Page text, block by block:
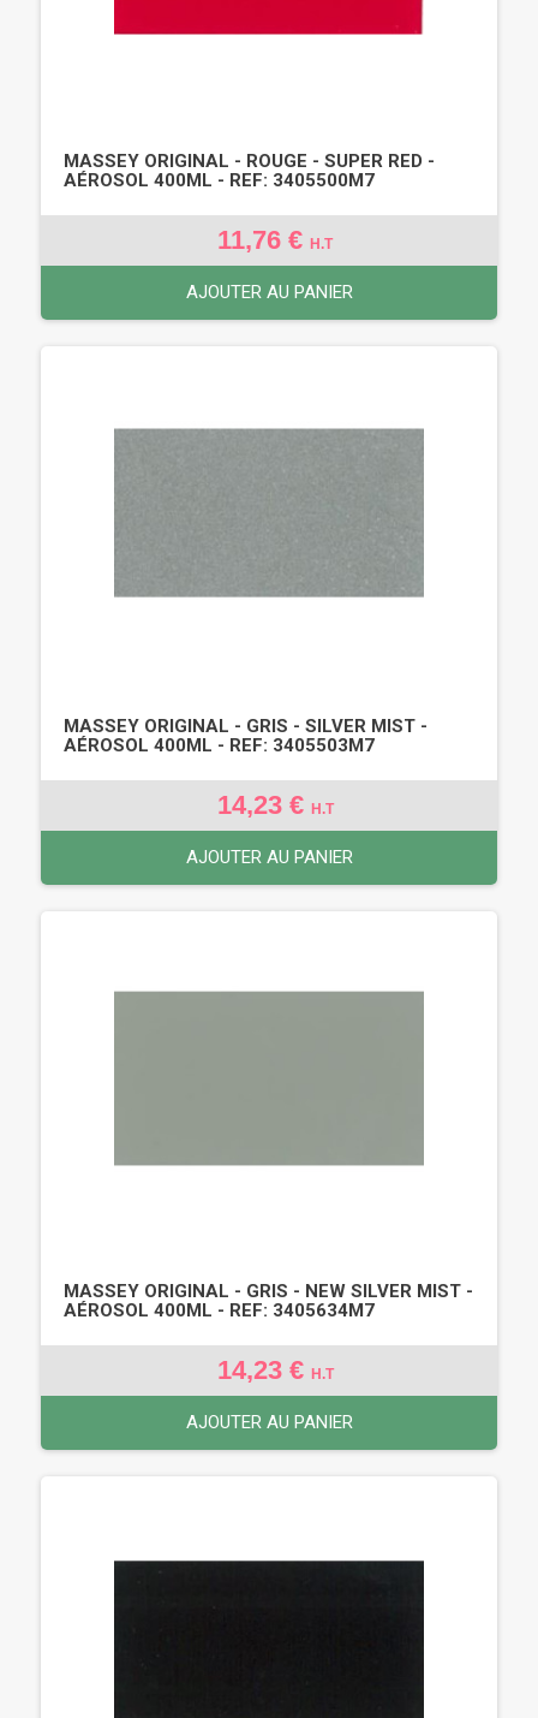
MASSEY ORIGINAL - ROUGE - SUPER RED -
AÉROSOL 400ML - REF: 3405500M7
11,76 € H.T
AJOUTER AU PANIER
MASSEY ORIGINAL - GRIS - SILVER MIST -
AÉROSOL 400ML - REF: 3405503M7
14,23 € H.T
AJOUTER AU PANIER
MASSEY ORIGINAL - GRIS - NEW SILVER MIST -
AÉROSOL 400ML - REF: 3405634M7
14,23 € H.T
AJOUTER AU PANIER